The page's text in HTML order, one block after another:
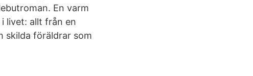
En varm
livet: allt från en
skilda föräldrar som